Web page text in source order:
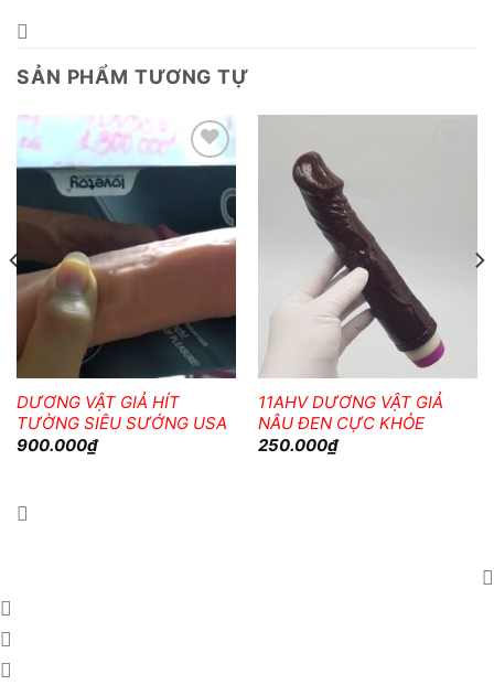
SẢN PHẨM TƯƠNG TỰ
Add to
wishlist
DƯƠNG VẬT GIẢ HÍT
TƯỜNG SIÊU SƯỚNG USA
900.000₫
11AHV DƯƠNG VẬT GIẢ
NÂU ĐEN CỰC KHỎE
250.000₫